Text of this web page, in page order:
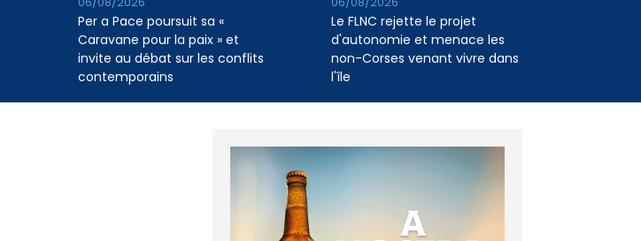
Per a Pace poursuit sa «
Caravane pour la paix » et
invite au débat sur les conflits
contemporains
Le FLNC rejette le projet
d'autonomie et menace les
non-Corses venant vivre dans
l'île